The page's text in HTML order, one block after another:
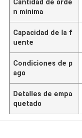
Cantidad de orde
n mínima
Capacidad de la f
uente
Condiciones de p
ago
Detalles de empa
quetado